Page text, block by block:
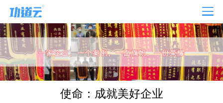
使命：成就美好企业